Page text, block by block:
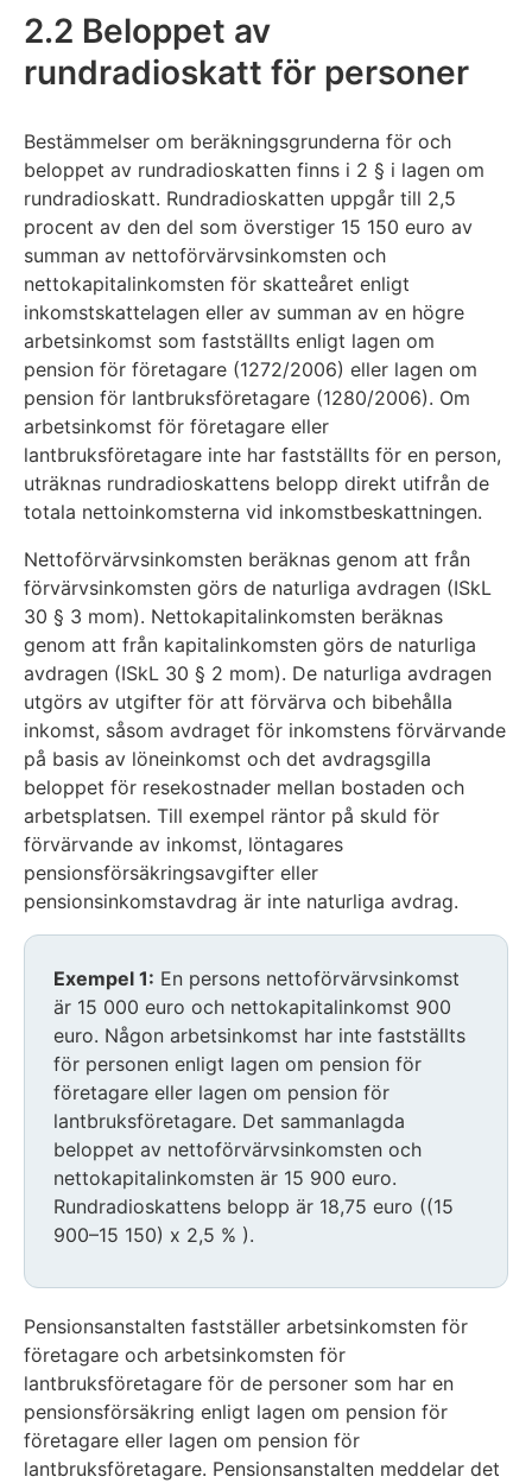
2.2 Beloppet av
rundradioskatt för personer
Bestämmelser om beräkningsgrunderna för och
beloppet av rundradioskatten finns i 2 § i lagen om
rundradioskatt. Rundradioskatten uppgår till 2,5
procent av den del som överstiger 15 150 euro av
summan av nettoförvärvsinkomsten och
nettokapitalinkomsten för skatteåret enligt
inkomstskattelagen eller av summan av en högre
arbetsinkomst som fastställts enligt lagen om
pension för företagare (1272/2006) eller lagen om
pension för lantbruksföretagare (1280/2006). Om
arbetsinkomst för företagare eller
lantbruksföretagare inte har fastställts för en person,
uträknas rundradioskattens belopp direkt utifrån de
totala nettoinkomsterna vid inkomstbeskattningen.
Nettoförvärvsinkomsten beräknas genom att från
förvärvsinkomsten görs de naturliga avdragen (ISkL
30 § 3 mom). Nettokapitalinkomsten beräknas
genom att från kapitalinkomsten görs de naturliga
avdragen (ISkL 30 § 2 mom). De naturliga avdragen
utgörs av utgifter för att förvärva och bibehålla
inkomst, såsom avdraget för inkomstens förvärvande
på basis av löneinkomst och det avdragsgilla
beloppet för resekostnader mellan bostaden och
arbetsplatsen. Till exempel räntor på skuld för
förvärvande av inkomst, löntagares
pensionsförsäkringsavgifter eller
pensionsinkomstavdrag är inte naturliga avdrag.
Exempel 1: En persons nettoförvärvsinkomst
är 15 000 euro och nettokapitalinkomst 900
euro. Någon arbetsinkomst har inte fastställts
för personen enligt lagen om pension för
företagare eller lagen om pension för
lantbruksföretagare. Det sammanlagda
beloppet av nettoförvärvsinkomsten och
nettokapitalinkomsten är 15 900 euro.
Rundradioskattens belopp är 18,75 euro ((15
900–15 150) x 2,5 % ).
Pensionsanstalten fastställer arbetsinkomsten för
företagare och arbetsinkomsten för
lantbruksföretagare för de personer som har en
pensionsförsäkring enligt lagen om pension för
företagare eller lagen om pension för
lantbruksföretagare. Pensionsanstalten meddelar det